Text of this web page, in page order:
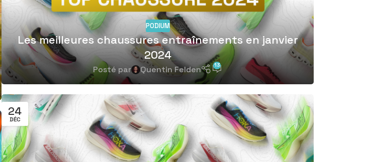
PODIUM
Les meilleures chaussures entraînements en janvier
2024
Posté par Quentin Felden 13
24
DÉC